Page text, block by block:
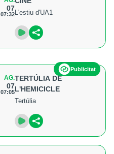
07
07:32 L'estiu d'UA1
Publicitat
AG.
07
07:05
TERTÚLIA DE
L'HEMICICLE
Tertúlia